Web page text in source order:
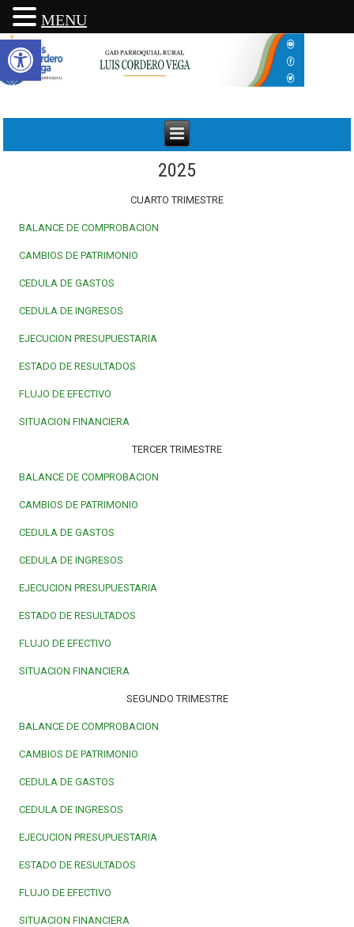
Abrir barra de herramientas
2025
CUARTO TRIMESTRE
BALANCE DE COMPROBACION
CAMBIOS DE PATRIMONIO
CEDULA DE GASTOS
CEDULA DE INGRESOS
EJECUCION PRESUPUESTARIA
ESTADO DE RESULTADOS
FLUJO DE EFECTIVO
SITUACION FINANCIERA
TERCER TRIMESTRE
BALANCE DE COMPROBACION
CAMBIOS DE PATRIMONIO
CEDULA DE GASTOS
CEDULA DE INGRESOS
EJECUCION PRESUPUESTARIA
ESTADO DE RESULTADOS
FLUJO DE EFECTIVO
SITUACION FINANCIERA
SEGUNDO TRIMESTRE
BALANCE DE COMPROBACION
CAMBIOS DE PATRIMONIO
CEDULA DE GASTOS
CEDULA DE INGRESOS
EJECUCION PRESUPUESTARIA
ESTADO DE RESULTADOS
FLUJO DE EFECTIVO
SITUACION FINANCIERA
MENU